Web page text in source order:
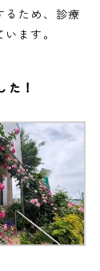
るため、診療
ます。
！